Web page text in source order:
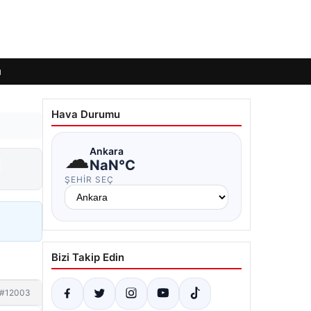
#12003
Hava Durumu
☁Ankara
NaN°C
ŞEHIR SEÇ
Bizi Takip Edin